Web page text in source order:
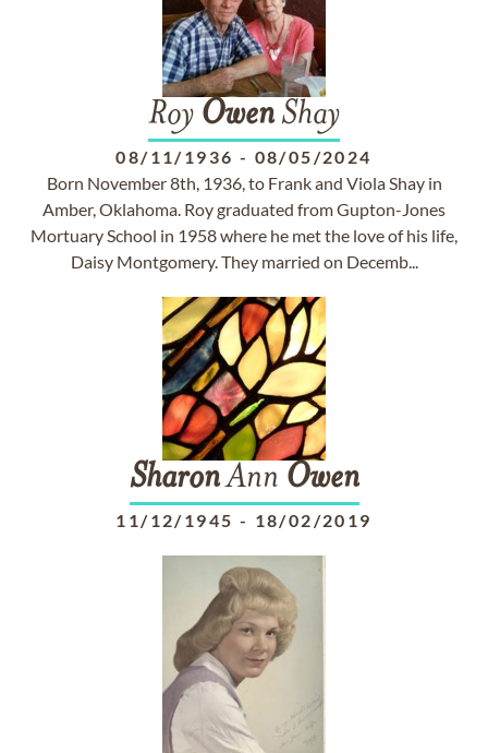
Roy Owen Shay
08/11/1936 - 08/05/2024
Born November 8th, 1936, to Frank and Viola Shay in
Amber, Oklahoma. Roy graduated from Gupton-Jones
Mortuary School in 1958 where he met the love of his life,
Daisy Montgomery. They married on Decemb...
SharonAnn Owen
11/12/1945 - 18/02/2019